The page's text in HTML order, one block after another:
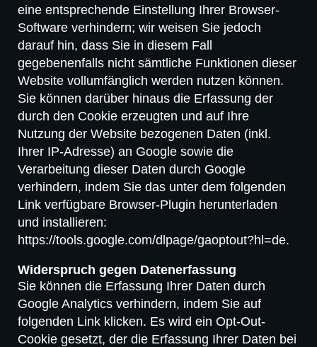
eine entsprechende Einstellung Ihrer Browser-
Software verhindern; wir weisen Sie jedoch
darauf hin, dass Sie in diesem Fall
gegebenenfalls nicht sämtliche Funktionen dieser
Website vollumfänglich werden nutzen können.
Sie können darüber hinaus die Erfassung der
durch den Cookie erzeugten und auf Ihre
Nutzung der Website bezogenen Daten (inkl.
Ihrer IP-Adresse) an Google sowie die
Verarbeitung dieser Daten durch Google
verhindern, indem Sie das unter dem folgenden
Link verfügbare Browser-Plugin herunterladen
und installieren:
https://tools.google.com/dlpage/gaoptout?hl=de.
Widerspruch gegen Datenerfassung
Sie können die Erfassung Ihrer Daten durch
Google Analytics verhindern, indem Sie auf
folgenden Link klicken. Es wird ein Opt-Out-
Cookie gesetzt, der die Erfassung Ihrer Daten bei